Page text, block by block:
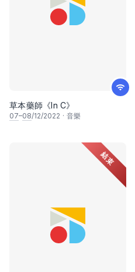
草本藥師《In C》
07–08/12/2022 · 音樂
結束